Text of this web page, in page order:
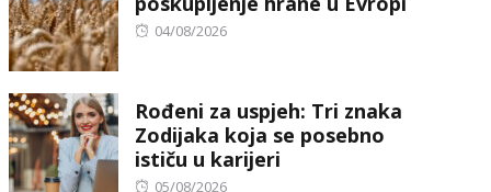
Posted
04/08/2026
Rođeni za uspjeh: Tri znaka
Zodijaka koja se posebno
ističu u karijeri
Posted
05/08/2026